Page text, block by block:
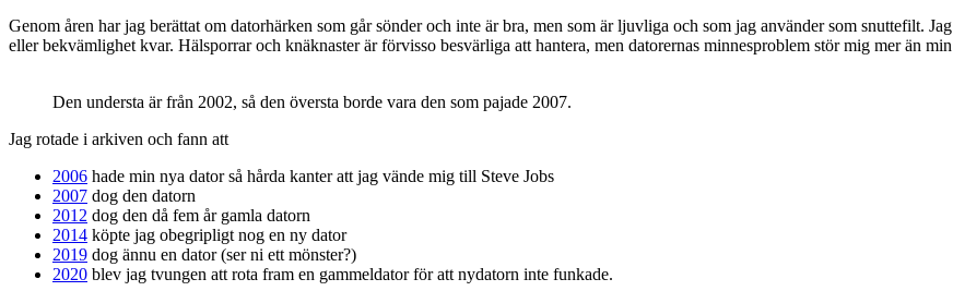
Genom åren har jag berättat om datorhärken som går sönder och inte är bra, men som är ljuvliga och som jag använder som snuttefilt.
eller bekvämlighet kvar. Hälsporrar och knäknaster är förvisso besvärliga att hantera, men datorernas minnesproblem stör mig mer än
Den understa är från 2002, så den översta borde vara den som pajade 2007.
Jag rotade i arkiven och fann att
2006 hade min nya dator så hårda kanter att jag vände mig till Steve Jobs
2007 dog den datorn
2012 dog den då fem år gamla datorn
2014 köpte jag obegripligt nog en ny dator
2019 dog ännu en dator (ser ni ett mönster?)
2020 blev jag tvungen att rota fram en gammeldator för att nydatorn inte funkade.